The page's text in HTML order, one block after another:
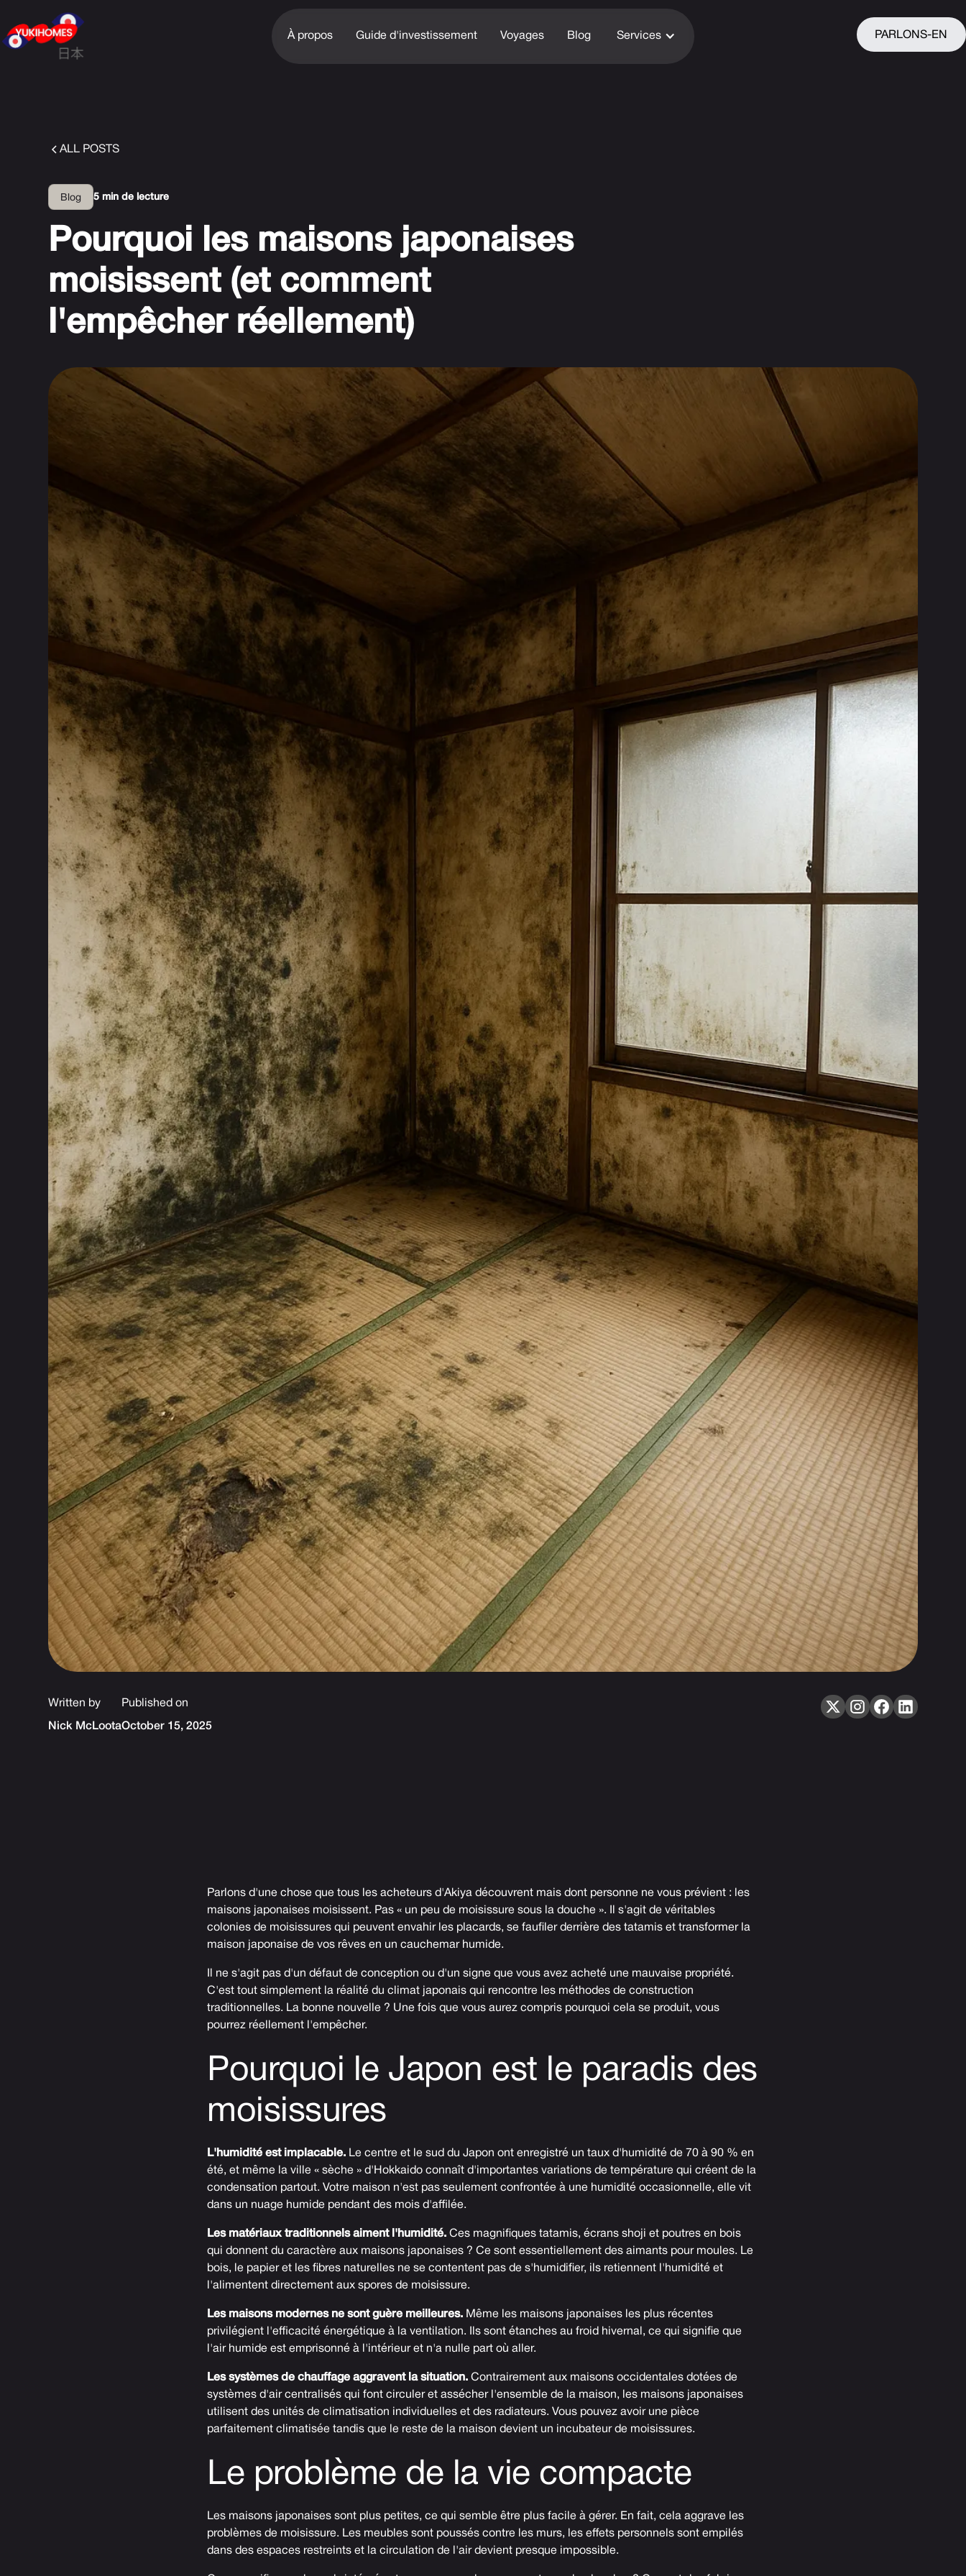
À propos Guide d'investissement Voyages Blog Services PARLONS-EN
ALL POSTS
Blog 5 min de lecture
Pourquoi les maisons japonaises
moisissent (et comment
l'empêcher réellement)
Written by
Nick McLoota
Published on
October 15, 2025
Parlons d'une chose que tous les acheteurs d'Akiya découvrent mais dont personne ne vous prévient : les
maisons japonaises moisissent. Pas « un peu de moisissure sous la douche ». Il s'agit de véritables
colonies de moisissures qui peuvent envahir les placards, se faufiler derrière des tatamis et transformer la
maison japonaise de vos rêves en un cauchemar humide.
Il ne s'agit pas d'un défaut de conception ou d'un signe que vous avez acheté une mauvaise propriété.
C'est tout simplement la réalité du climat japonais qui rencontre les méthodes de construction
traditionnelles. La bonne nouvelle ? Une fois que vous aurez compris pourquoi cela se produit, vous
pourrez réellement l'empêcher.
Pourquoi le Japon est le paradis des
moisissures
L'humidité est implacable. Le centre et le sud du Japon ont enregistré un taux d'humidité de 70 à 90 % en
été, et même la ville « sèche » d'Hokkaido connaît d'importantes variations de température qui créent de la
condensation partout. Votre maison n'est pas seulement confrontée à une humidité occasionnelle, elle vit
dans un nuage humide pendant des mois d'affilée.
Les matériaux traditionnels aiment l'humidité. Ces magnifiques tatamis, écrans shoji et poutres en bois
qui donnent du caractère aux maisons japonaises ? Ce sont essentiellement des aimants pour moules. Le
bois, le papier et les fibres naturelles ne se contentent pas de s'humidifier, ils retiennent l'humidité et
l'alimentent directement aux spores de moisissure.
Les maisons modernes ne sont guère meilleures. Même les maisons japonaises les plus récentes
privilégient l'efficacité énergétique à la ventilation. Ils sont étanches au froid hivernal, ce qui signifie que
l'air humide est emprisonné à l'intérieur et n'a nulle part où aller.
Les systèmes de chauffage aggravent la situation. Contrairement aux maisons occidentales dotées de
systèmes d'air centralisés qui font circuler et assécher l'ensemble de la maison, les maisons japonaises
utilisent des unités de climatisation individuelles et des radiateurs. Vous pouvez avoir une pièce
parfaitement climatisée tandis que le reste de la maison devient un incubateur de moisissures.
Le problème de la vie compacte
Les maisons japonaises sont plus petites, ce qui semble être plus facile à gérer. En fait, cela aggrave les
problèmes de moisissure. Les meubles sont poussés contre les murs, les effets personnels sont empilés
dans des espaces restreints et la circulation de l'air devient presque impossible.